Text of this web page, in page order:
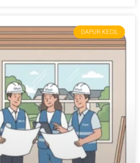
DAPUR KECIL